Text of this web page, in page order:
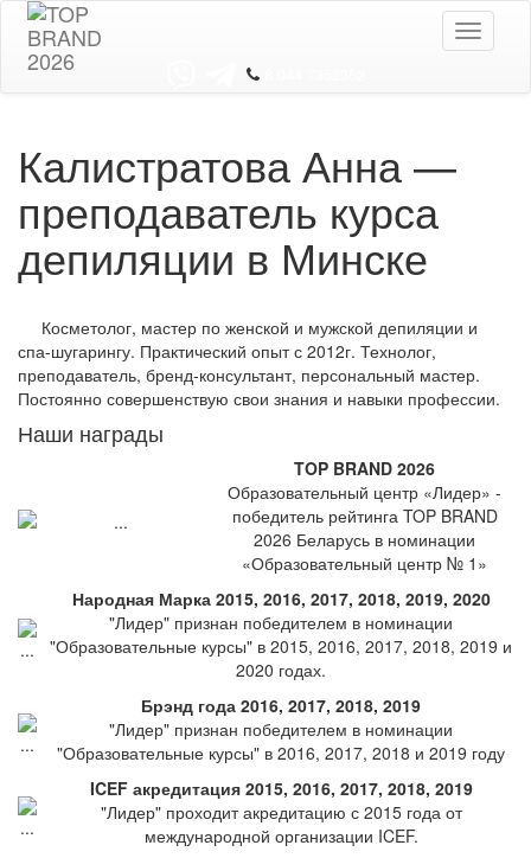
Toggle
Калистратова Анна —
преподаватель курса
депиляции в Минске
Косметолог, мастер по женской и мужской депиляции и
спа-шугарингу. Практический опыт с 2012г. Технолог,
преподаватель, бренд-консультант, персональный мастер.
Постоянно совершенствую свои знания и навыки профессии.
Наши награды
TOP BRAND 2026
Образовательный центр «Лидер» -
победитель рейтинга TOP BRAND
2026 Беларусь в номинации
«Образовательный центр № 1»
Народная Марка 2015, 2016, 2017, 2018, 2019, 2020
"Лидер" признан победителем в номинации
"Образовательные курсы" в 2015, 2016, 2017, 2018, 2019 и
2020 годах.
Брэнд года 2016, 2017, 2018, 2019
"Лидер" признан победителем в номинации
"Образовательные курсы" в 2016, 2017, 2018 и 2019 году
ICEF акредитация 2015, 2016, 2017, 2018, 2019
"Лидер" проходит акредитацию с 2015 года от
международной организации ICEF.